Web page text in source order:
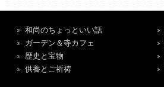
和尚のちょっといい話
ガーデン＆寺カフェ
歴史と宝物
供養とご祈祷